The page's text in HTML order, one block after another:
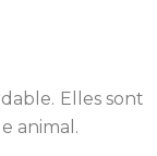
Elles sont
animal.